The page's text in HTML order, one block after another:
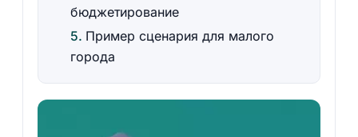
бюджетирование
Пример сценария для малого
города